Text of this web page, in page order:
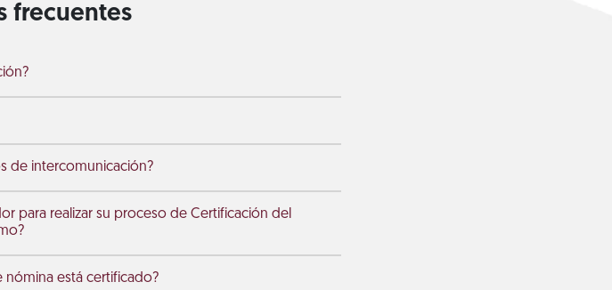
frecuentes
de intercomunicación?
para realizar su proceso de Certificación del
está certificado?